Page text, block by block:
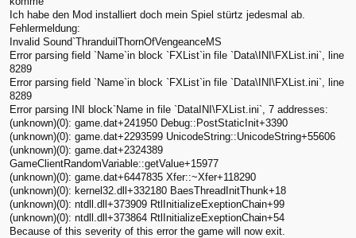
Ich habe den Mod installiert doch mein Spiel stürtz jedesmal ab.
Fehlermeldung:
Invalid Sound`ThranduilThornOfVengeanceMS
Error parsing field `Name`in block `FXList`in file `Data\INI\FXList.ini`, line
8289
Error parsing field `Name`in block `FXList`in file `Data\INI\FXList.ini`, line
8289
Error parsing INI block`Name in file `DataINI\FXList.ini`, 7 addresses:
(unknown)(0): game.dat+241950 Debug::PostStaticInit+3390
(unknown)(0): game.dat+2293599 UnicodeString::UnicodeString+55606
(unknown)(0): game.dat+2324389
GameClientRandomVariable::getValue+15977
(unknown)(0): game.dat+6447835 Xfer::~Xfer+118290
(unknown)(0): kernel32.dll+332180 BaesThreadInitThunk+18
(unknown)(0): ntdll.dll+373909 RtlInitializeExeptionChain+99
(unknown)(0): ntdll.dll+373864 RtlInitializeExeptionChain+54
Because of this severity of this error the game will now exit.